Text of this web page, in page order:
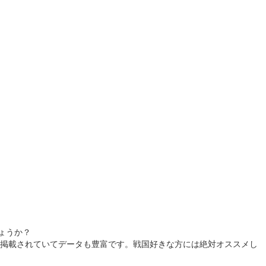
うか？
されていてデータも豊富です。戦国好きな方には絶対オススメし